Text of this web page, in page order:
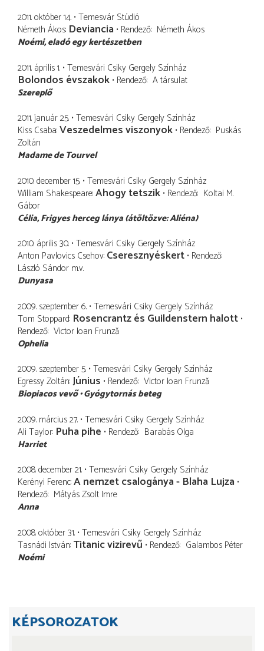
2011. október 14. Temesvár Stúdió
Németh Ákos Deviancia Rendező Németh Ákos
Noémi eladó egy kertészetben
2011. április 1. Temesvári Csiky Gergely Színház
Bolondos évszakok Rendező A társulat
Szereplő
2011. január 25. Temesvári Csiky Gergely Színház
Kiss Csaba Veszedelmes viszonyok Rendező Puskás
Zoltán
Madame de Tourvel
2010. december 15. Temesvári Csiky Gergely Színház
William Shakespeare Ahogy tetszik Rendező Koltai M.
Gábor
Célia Frigyes herceg lánya (átöltözve: Aliéna)
2010. április 30. Temesvári Csiky Gergely Színház
Anton Pavlovics Csehov Cseresznyéskert Rendező
László Sándor m.v.
Dunyasa
2009. szeptember 6. Temesvári Csiky Gergely Színház
Tom Stoppard Rosencrantz és Guildenstern halott
Rendező Victor Ioan Frunză
Ophelia
2009. szeptember 5. Temesvári Csiky Gergely Színház
Egressy Zoltán Június Rendező Victor Ioan Frunză
Biopiacos vevő Gyógytornás beteg
2009. március 27. Temesvári Csiky Gergely Színház
Ali Taylor Puha pihe Rendező Barabás Olga
Harriet
2008. december 21. Temesvári Csiky Gergely Színház
Kerényi Ferenc A nemzet csalogánya - Blaha Lujza
Rendező Mátyás Zsolt Imre
Anna
2008. október 31. Temesvári Csiky Gergely Színház
Tasnádi István Titanic vizirevű Rendező Galambos Péter
Noémi
KÉPSOROZATOK